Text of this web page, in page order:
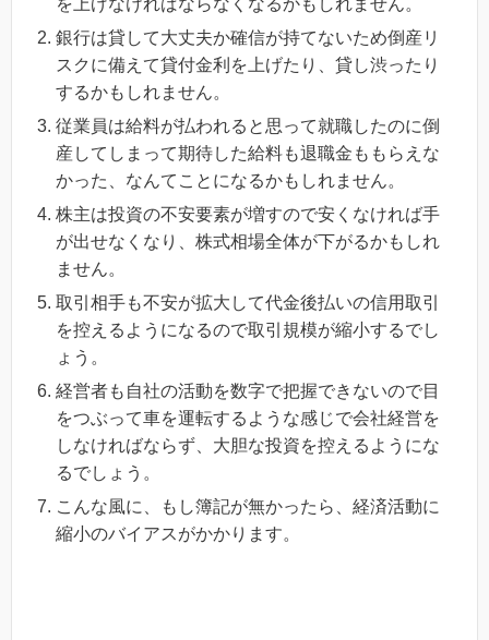
を上げなければならなくなるかもしれません。
銀行は貸して大丈夫か確信が持てないため倒産リ
スクに備えて貸付金利を上げたり、貸し渋ったり
するかもしれません。
従業員は給料が払われると思って就職したのに倒
産してしまって期待した給料も退職金ももらえな
かった、なんてことになるかもしれません。
株主は投資の不安要素が増すので安くなければ手
が出せなくなり、株式相場全体が下がるかもしれ
ません。
取引相手も不安が拡大して代金後払いの信用取引
を控えるようになるので取引規模が縮小するでし
ょう。
経営者も自社の活動を数字で把握できないので目
をつぶって車を運転するような感じで会社経営を
しなければならず、大胆な投資を控えるようにな
るでしょう。
こんな風に、もし簿記が無かったら、経済活動に
縮小のバイアスがかかります。